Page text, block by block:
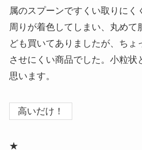
属のスプーンですくい取りにく
周りが着色してしまい、丸めて
ども買いてありましたが、ちょ
させにくい商品でした。小粒状
思います。
高いだけ！
★